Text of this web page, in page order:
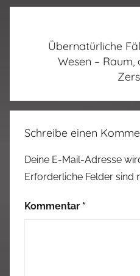
Übernatürliche
Wesen –
Schreibe einen
Deine E-Mail-Adresse
Erforderliche Felder sind
Kommentar *